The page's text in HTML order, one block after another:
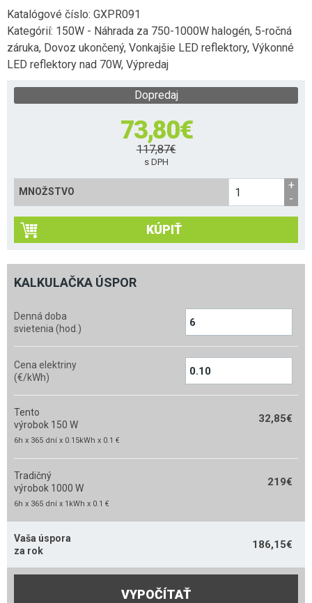
Katalógové číslo: GXPR091
Kategórií: 150W - Náhrada za 750-1000W halogén, 5-ročná
záruka, Dovoz ukončený, Vonkajšie LED reflektory, Výkonné
LED reflektory nad 70W, Výpredaj
Dopredaj
73,80€
117,87€
s DPH
MNOŽSTVO
KÚPIŤ
KALKULAČKA ÚSPOR
Denná doba
svietenia (hod.)
Cena elektriny
(€/kWh)
Tento
výrobok 150 W
32,85€
6h x 365 dní x 0.15kWh x 0.1 €
Tradičný
výrobok 1000 W
219€
6h x 365 dní x 1kWh x 0.1 €
Vaša úspora
za rok
186,15€
VYPOČÍTAŤ